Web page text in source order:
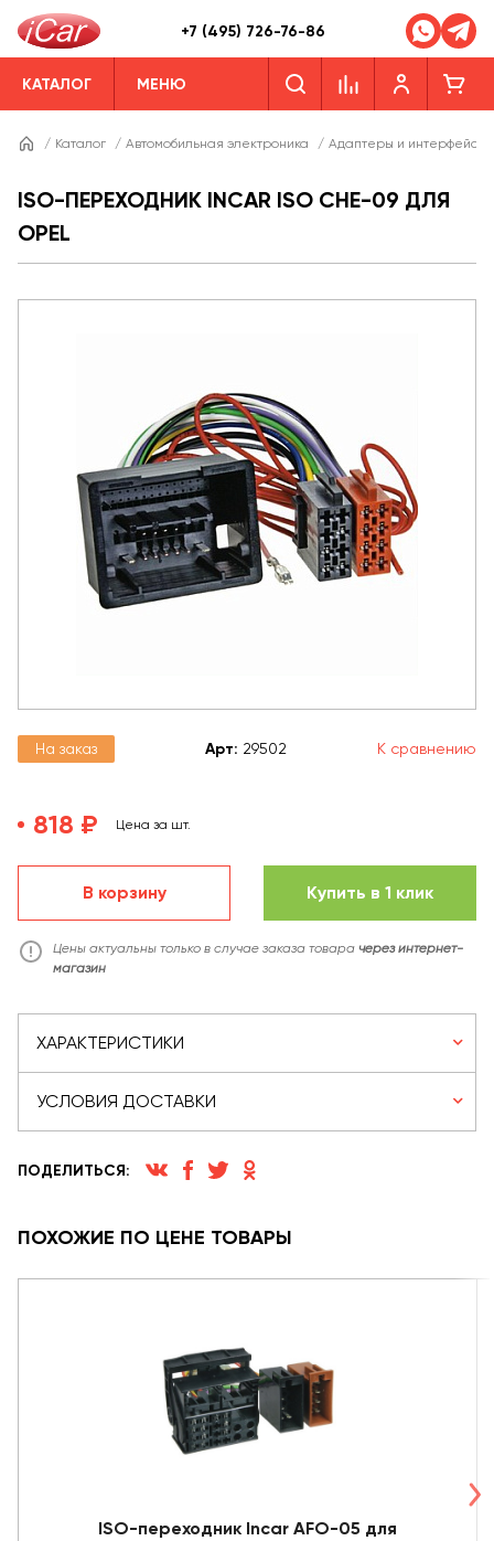
+7 (495) 726-76-86
КАТАЛОГ МЕНЮ
/ Каталог / Автомобильная электроника / Адаптеры и интерфейсы
ISO-ПЕРЕХОДНИК INCAR ISO CHE-09 ДЛЯ
OPEL
На заказ Арт: 29502 К сравнению
818 ₽ Цена за шт.
В корзину Купить в 1 клик
Цены актуальны только в случае заказа товара через интернет-
магазин
ХАРАКТЕРИСТИКИ
УСЛОВИЯ ДОСТАВКИ
ПОДЕЛИТЬСЯ:
ПОХОЖИЕ ПО ЦЕНЕ ТОВАРЫ
ISO-переходник Incar AFO-05 для